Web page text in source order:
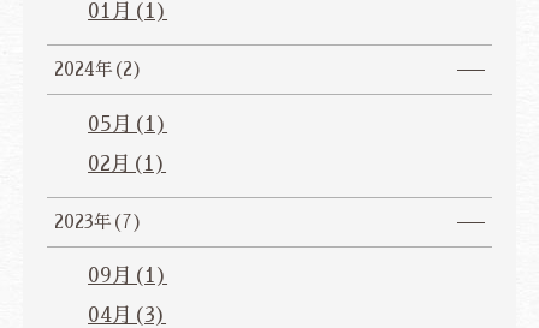
01月(1)
2024年(2)
05月(1)
02月(1)
2023年(7)
09月(1)
04月(3)